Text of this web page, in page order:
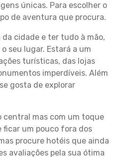
únicas. Para escolher o
de aventura que procura.
cidade e ter tudo à mão,
seu lugar. Estará a um
turísticas, das lojas
imperdíveis. Além
gosta de explorar
central mas com um toque
ficar um pouco fora dos
procure hotéis que ainda
avaliações pela sua ótima